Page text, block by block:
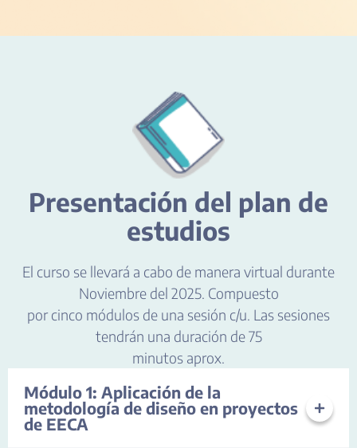
Presentación del plan de
estudios
El curso se llevará a cabo de manera virtual durante
Noviembre del 2025. Compuesto
por cinco módulos de una sesión c/u. Las sesiones
tendrán una duración de 75
minutos aprox.
Módulo 1: Aplicación de la
metodología de diseño en proyectos
de EECA